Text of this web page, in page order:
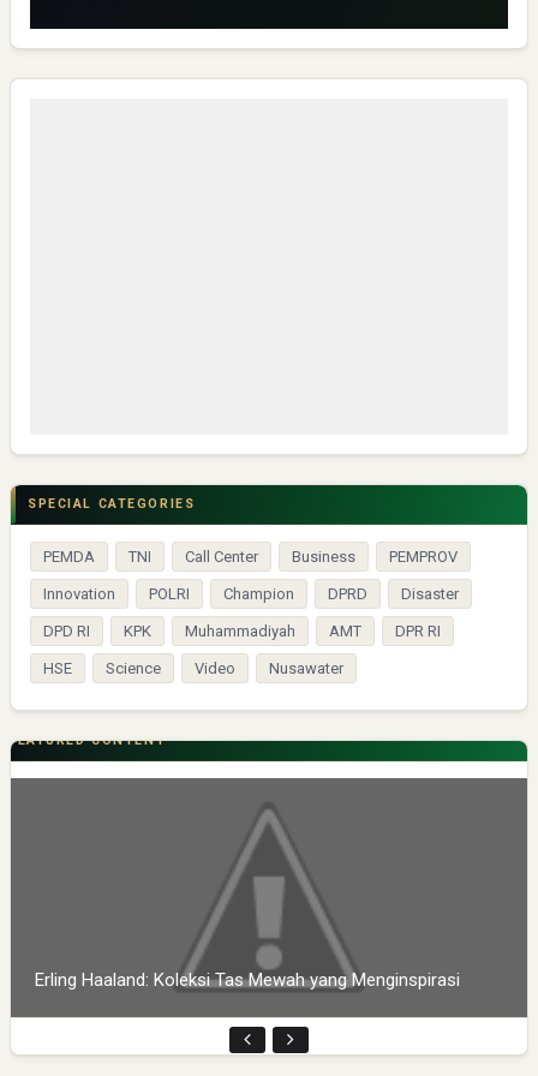
SPECIAL CATEGORIES
PEMDA TNI Call Center Business PEMPROV
Innovation POLRI Champion DPRD Disaster
DPD RI KPK Muhammadiyah AMT DPR RI
HSE Science Video Nusawater
FEATURED CONTENT
Erling Haaland: Koleksi Tas Mewah yang Menginspirasi